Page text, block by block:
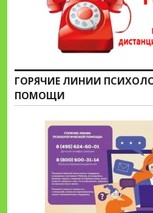
ГОРЯЧИЕ ЛИНИИ
ПОМОЩИ